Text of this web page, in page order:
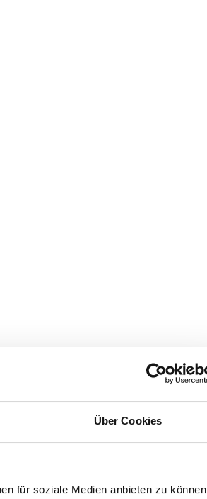
Über Cookies
für soziale Medien anbieten zu können